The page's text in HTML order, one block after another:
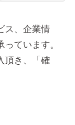
ス、企業情
ています。
頂き、「確